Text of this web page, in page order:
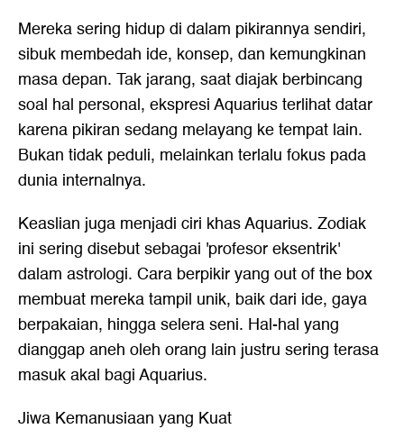
Mereka sering hidup di dalam pikirannya sendiri,
sibuk membedah ide, konsep, dan kemungkinan
masa depan. Tak jarang, saat diajak berbincang
soal hal personal, ekspresi Aquarius terlihat datar
karena pikiran sedang melayang ke tempat lain.
Bukan tidak peduli, melainkan terlalu fokus pada
dunia internalnya.
Keaslian juga menjadi ciri khas Aquarius. Zodiak
ini sering disebut sebagai 'profesor eksentrik'
dalam astrologi. Cara berpikir yang out of the box
membuat mereka tampil unik, baik dari ide, gaya
berpakaian, hingga selera seni. Hal-hal yang
dianggap aneh oleh orang lain justru sering terasa
masuk akal bagi Aquarius.
Jiwa Kemanusiaan yang Kuat